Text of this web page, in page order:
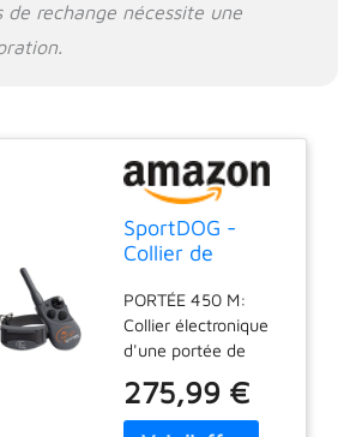
de rechange nécessite une
SportDOG -
Collier de
SportTrainer
pour Chien,
Télécommande
Submersible, 21
Niveaux de
Stimulation
PORTÉE 450 M:
Collier électronique
d'une portée de
être utilisé pour
entraîner 3 chiens
275,99 €